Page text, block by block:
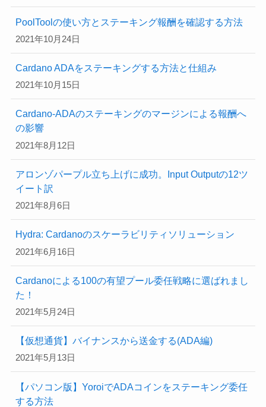
PoolToolの使い方とステーキング報酬を確認する方法
2021年10月24日
Cardano ADAをステーキングする方法と仕組み
2021年10月15日
Cardano-ADAのステーキングのマージンによる報酬へ
の影響
2021年8月12日
アロンゾパープル立ち上げに成功。Input Outputの12ツ
イート訳
2021年8月6日
Hydra: Cardanoのスケーラビリティソリューション
2021年6月16日
Cardanoによる100の有望プール委任戦略に選ばれまし
た！
2021年5月24日
【仮想通貨】バイナンスから送金する(ADA編)
2021年5月13日
【パソコン版】YoroiでADAコインをステーキング委任
する方法